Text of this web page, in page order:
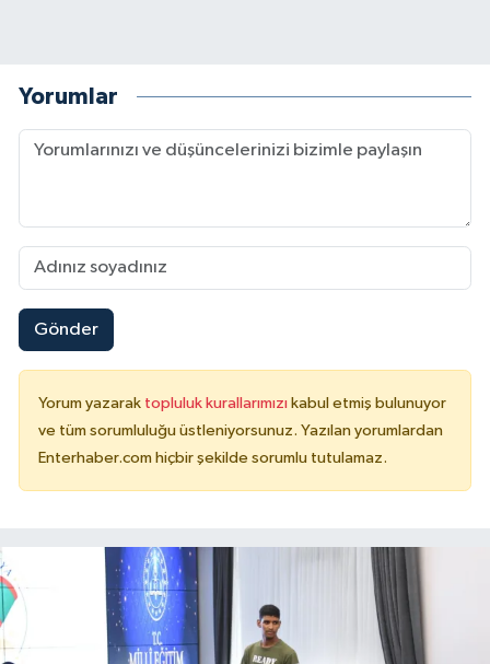
Yorumlar
Gönder
Yorum yazarak topluluk kurallarımızı kabul etmiş bulunuyor
ve tüm sorumluluğu üstleniyorsunuz. Yazılan yorumlardan
Enterhaber.com hiçbir şekilde sorumlu tutulamaz.